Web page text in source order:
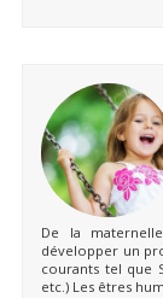
De la
développer un
courants tel que
etc.) Les êtres